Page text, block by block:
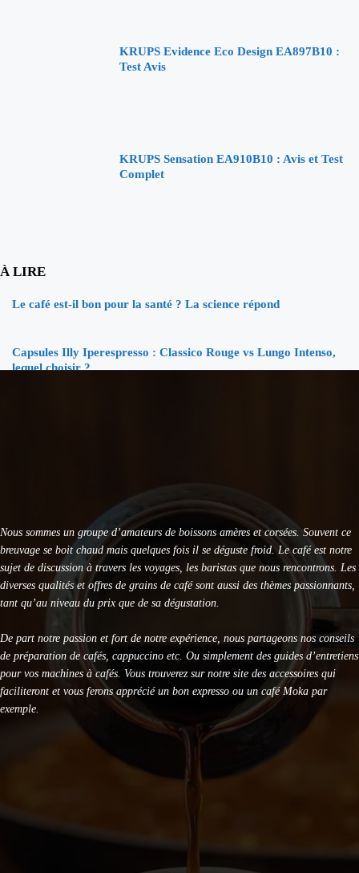
KRUPS Evidence Eco Design EA897B10 :
Test Avis
KRUPS Sensation EA910B10 : Avis et Test
Complet
À LIRE
Le café est-il bon pour la santé ? La science répond
Capsules Illy Iperespresso : Classico Rouge vs Lungo Intenso,
lequel choisir ?
DeLonghi Specialista Arte EC9155 : Test Complet 2026
Nous sommes un groupe d’amateurs de boissons amères et corsées. Souvent ce
breuvage se boit chaud mais quelques fois il se déguste froid. Le café est notre
sujet de discussion à travers les voyages, les baristas que nous rencontrons. Les
diverses qualités et offres de grains de café sont aussi des thèmes passionnants,
tant qu’au niveau du prix que de sa dégustation.
De part notre passion et fort de notre expérience, nous partageons nos conseils
de préparation de cafés, cappuccino etc. Ou simplement des guides d’entretiens
pour vos machines à cafés. Vous trouverez sur notre site des accessoires qui
faciliteront et vous ferons apprécié un bon expresso ou un café Moka par
exemple.
DERNIERS ARTICLES
Le café est-il bon pour la santé ? La science répond